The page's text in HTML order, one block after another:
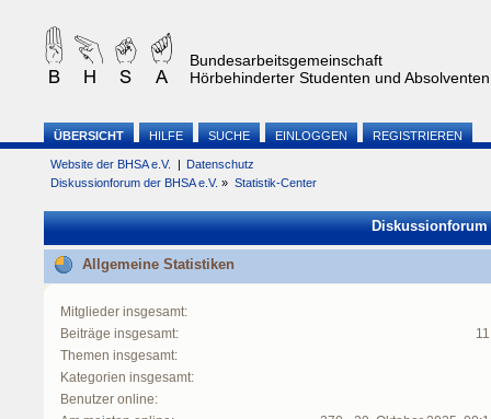
Bundesarbeitsgemeinschaft
Hörbehinderter Studenten und
ÜBERSICHT HILFE SUCHE EINLOGGEN REGISTRIEREN
Website der BHSA e.V. | Datenschutz
Diskussionforum der BHSA e.V. » Statistik-Center
Diskussionforum
Allgemeine Statistiken
Mitglieder insgesamt:
Beiträge insgesamt:
Themen insgesamt:
Kategorien insgesamt:
Benutzer online: